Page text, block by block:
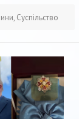
, Суспільство